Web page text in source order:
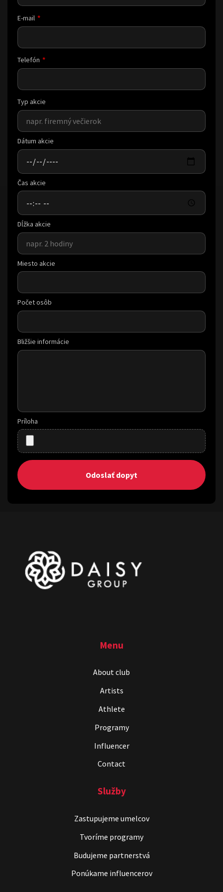
E-mail
Telefón
Typ akcie
Dátum akcie
Čas akcie
Dĺžka akcie
Miesto akcie
Počet osôb
Bližšie informácie
Príloha
Odoslať dopyt
Menu
About club
Artists
Athlete
Programy
Influencer
Contact
Služby
Zastupujeme umelcov
Tvoríme programy
Budujeme partnerstvá
Ponúkame influencerov